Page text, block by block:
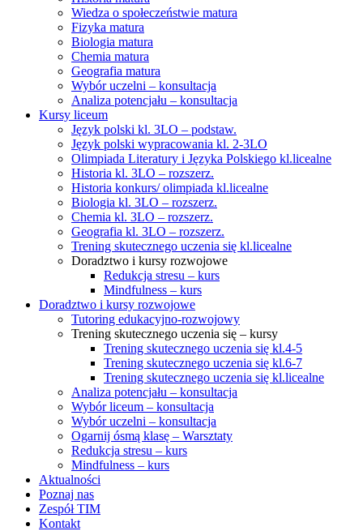
Wiedza o społeczeństwie matura
Fizyka matura
Biologia matura
Chemia matura
Geografia matura
Wybór uczelni – konsultacja
Analiza potencjału – konsultacja
Kursy liceum
Język polski kl. 3LO – podstaw.
Język polski wypracowania kl. 2-3LO
Olimpiada Literatury i Języka Polskiego kl.licealne
Historia kl. 3LO – rozszerz.
Historia konkurs/ olimpiada kl.licealne
Biologia kl. 3LO – rozszerz.
Chemia kl. 3LO – rozszerz.
Geografia kl. 3LO – rozszerz.
Trening skutecznego uczenia się kl.licealne
Doradztwo i kursy rozwojowe
Redukcja stresu – kurs
Mindfulness – kurs
Doradztwo i kursy rozwojowe
Tutoring edukacyjno-rozwojowy
Trening skutecznego uczenia się – kursy
Trening skutecznego uczenia się kl.4-5
Trening skutecznego uczenia się kl.6-7
Trening skutecznego uczenia się kl.licealne
Analiza potencjału – konsultacja
Wybór liceum – konsultacja
Wybór uczelni – konsultacja
Ogarnij ósmą klasę – Warsztaty
Redukcja stresu – kurs
Mindfulness – kurs
Aktualności
Poznaj nas
Zespół TIM
Kontakt